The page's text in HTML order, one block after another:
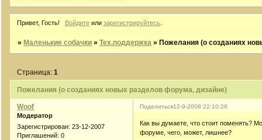
Привет, Гость! Войдитеили зарегистрируйтесь
» Маленькие собачки »Тех.поддержка » Пожелания (о созданиях
Пожелания (о созданиях новых разделов форума, дизайне)
Страница:1
Поделиться12-9-2008 22:10:26
Woof
Модератор
Зарегистрирован: 23-12-2007
Приглашений: 0
Как вы думаете, что стоит поменять?
форуме, чего, может, лишнее?